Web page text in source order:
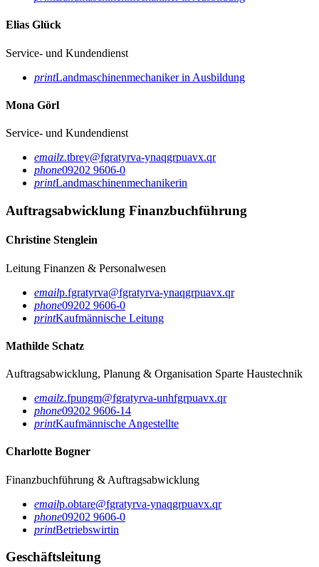
Elias Glück
Service- und Kundendienst
printLandmaschinenmechaniker in Ausbildung
Mona Görl
Service- und Kundendienst
emailz.tbrey@fgratyrva-ynaqgrpuavx.qr
phone09202 9606-0
printLandmaschinenmechanikerin
Auftragsabwicklung Finanzbuchführung
Christine Stenglein
Leitung Finanzen & Personalwesen
emailp.fgratyrva@fgratyrva-ynaqgrpuavx.qr
phone09202 9606-0
printKaufmännische Leitung
Mathilde Schatz
Auftragsabwicklung, Planung & Organisation Sparte Haustechnik
emailz.fpungm@fgratyrva-unhfgrpuavx.qr
phone09202 9606-14
printKaufmännische Angestellte
Charlotte Bogner
Finanzbuchführung & Auftragsabwicklung
emailp.obtare@fgratyrva-ynaqgrpuavx.qr
phone09202 9606-0
printBetriebswirtin
Geschäftsleitung